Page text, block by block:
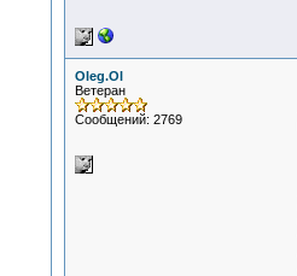
Oleg.Ol
Ветеран
Сообщений: 2769